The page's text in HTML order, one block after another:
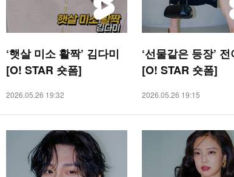
‘햇살 미소 활짝’ 김다미
[O! STAR 숏폼]
2026.05.26 19:32
‘선물같은 등장’
[O! STAR 숏폼]
2026.05.26 19:15